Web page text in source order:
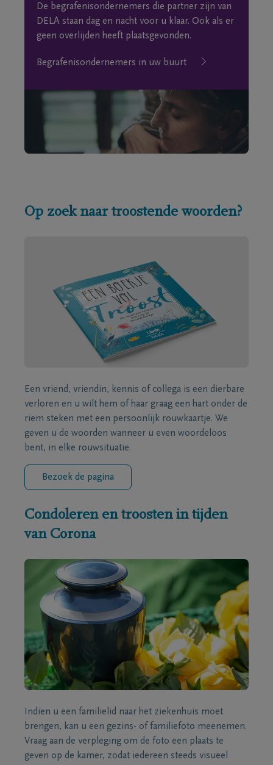
De begrafenisondernemers die partner zijn van
DELA staan dag en nacht voor u klaar. Ook als er
geen overlijden heeft plaatsgevonden.
Begrafenisondernemers in uw buurt
Op zoek naar troostende woorden?
Een vriend, vriendin, kennis of collega is een dierbare
verloren en u wilt hem of haar graag een hart onder de
riem steken met een persoonlijk rouwkaartje. We
geven u de woorden wanneer u even woordeloos
bent, in elke rouwsituatie.
Bezoek de pagina
Condoleren en troosten in tijden
van Corona
Indien u een familielid naar het ziekenhuis moet
brengen, kan u een gezins- of familiefoto meenemen.
Vraag aan de verpleging om de foto een plaats te
geven op de kamer, zodat iedereen steeds visueel